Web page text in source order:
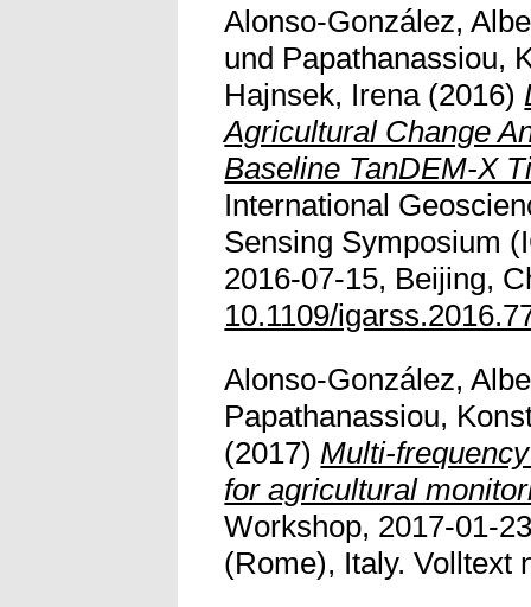
Alonso-González,
und Papathanassiou,
Hajnsek, Irena(2016)
Agricultural Change
Baseline TanDEM-X
International
Sensing Symposium
2016-07-15, Beijing,
10.1109/
Alonso-González,
Papathanassiou,
(2017) Multi-
for agricultural
Workshop, 2017-01-
(Rome), Italy. Volltext